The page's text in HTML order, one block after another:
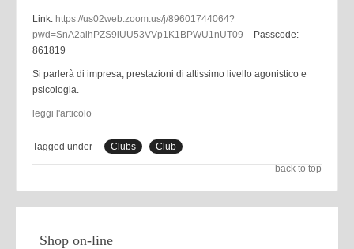
Link: https://us02web.zoom.us/j/89601744064?
pwd=SnA2alhPZS9iUU53VVp1K1BPWU1nUT09 - Passcode:
861819
Si parlerà di impresa, prestazioni di altissimo livello agonistico e
psicologia.
leggi l'articolo
Tagged under Clubs
Club
back to top
Shop on-line